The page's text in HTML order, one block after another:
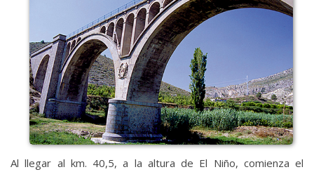
Al llegar al km. 40,5, a la altura de El Niño, comienza el